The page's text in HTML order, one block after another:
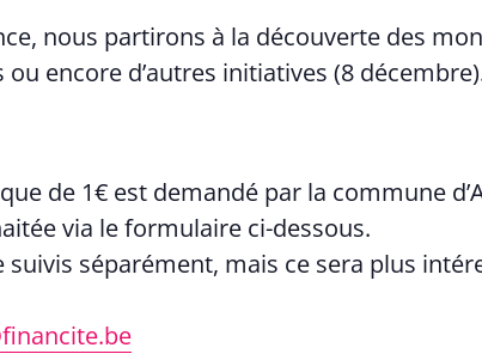
nous partirons à la découverte des
encore d’autres initiatives (8
de 1€ est demandé par la commune
via le formulaire ci-dessous.
suivis séparément, mais ce sera plus